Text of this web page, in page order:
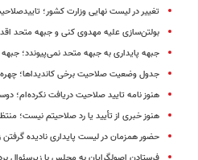
تغییر در لیست نهایی وزارت کشور؛
بولتن‌سازی علیه مهدوی کنی و جبهه متحد
جبهه پایداری به جبهه متحد نمی‌پیوندد؛
جدول وضعیت صلاحیت برخی کاندیداها؛
هنوز نامه تایید صلاحیت دریافت نکرده‌ام؛
هنوز خبری از تأیید یا رد صلاحیتم نیست؛
حضور همزمان در لیست پایداری نادیده